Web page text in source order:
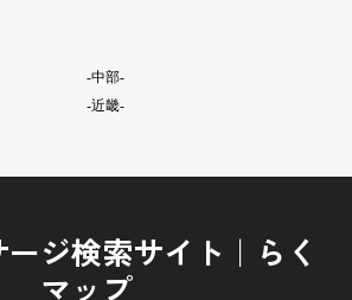
-中部-
-近畿-
ジ検索サイト｜らく
マップ